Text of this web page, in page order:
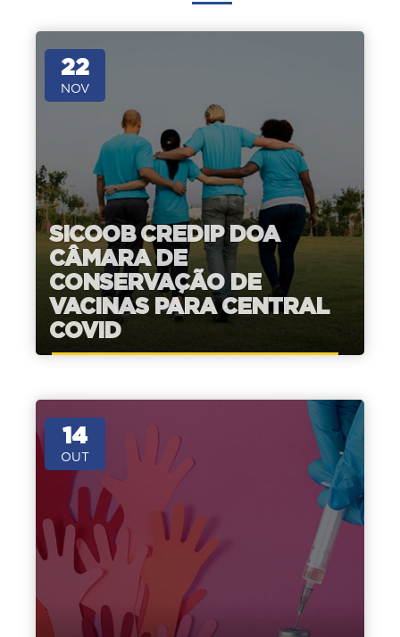
22
NOV
SICOOB CREDIP DOA
CÂMARA DE
CONSERVAÇÃO DE
VACINAS PARA CENTRAL
COVID
14
OUT